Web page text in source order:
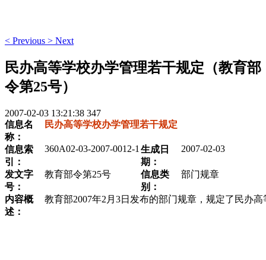
< Previous > Next
民办高等学校办学管理若干规定（教育部
令第25号）
2007-02-03 13:21:38 347
信息名
称：
民办高等学校办学管理若干规定
信息索
引：
360A02-03-2007-0012-1 生成日
期：
2007-02-03
发文字
号：
教育部令第25号
信息类
别：
部门规章
内容概
述：
教育部2007年2月3日发布的部门规章，规定了民办